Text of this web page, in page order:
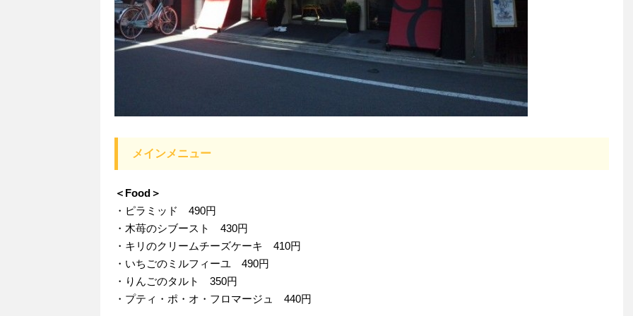
メインメニュー
＜Food＞
・ピラミッド 490円
・木苺のシブースト 430円
・キリのクリームチーズケーキ 410円
・いちごのミルフィーユ 490円
・りんごのタルト 350円
・プティ・ポ・オ・フロマージュ 440円